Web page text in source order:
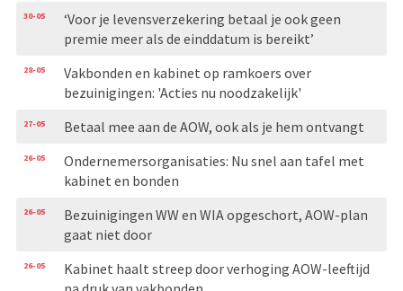
30-05
‘Voor je levensverzekering betaal je ook geen
premie meer als de einddatum is bereikt’
28-05
Vakbonden en kabinet op ramkoers over
bezuinigingen: 'Acties nu noodzakelijk'
27-05 Betaal mee aan de AOW, ook als je hem ontvangt
26-05
Ondernemersorganisaties: Nu snel aan tafel met
kabinet en bonden
26-05
Bezuinigingen WW en WIA opgeschort, AOW-plan
gaat niet door
26-05
Kabinet haalt streep door verhoging AOW-leeftijd